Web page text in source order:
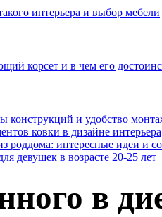
интерьера и выбор мебели
корсет и в чем его
и удобство
ковки в дизайне интерьера
роддома: интересные идеи и
девушек в возрасте 20-25 лет
в